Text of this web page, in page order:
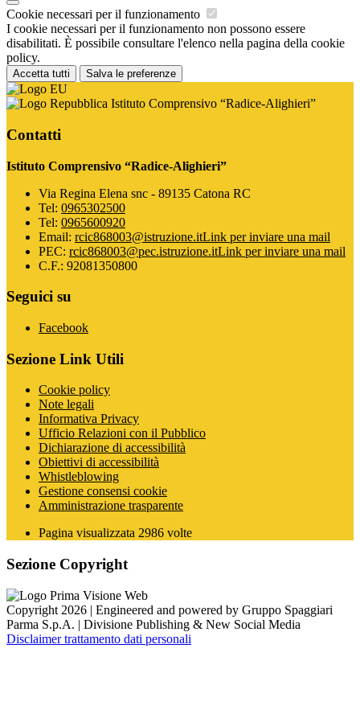
Cookie necessari per il funzionamento
I cookie necessari per il funzionamento non possono essere
disabilitati. È possibile consultare l'elenco nella pagina della cookie
policy.
Accetta tutti Salva le preferenze
Istituto Comprensivo “Radice-Alighieri”
Contatti
Istituto Comprensivo “Radice-Alighieri”
Via Regina Elena snc - 89135 Catona RC
Tel: 0965302500
Tel: 0965600920
Email: rcic868003@istruzione.itLink per inviare una mail
PEC: rcic868003@pec.istruzione.itLink per inviare una mail
C.F.: 92081350800
Seguici su
Facebook
Sezione Link Utili
Cookie policy
Note legali
Informativa Privacy
Ufficio Relazioni con il Pubblico
Dichiarazione di accessibilità
Obiettivi di accessibilità
Whistleblowing
Gestione consensi cookie
Amministrazione trasparente
Pagina visualizzata 2986 volte
Sezione Copyright
Copyright 2026 | Engineered and powered by Gruppo Spaggiari
Parma S.p.A. | Divisione Publishing & New Social Media
Disclaimer trattamento dati personali